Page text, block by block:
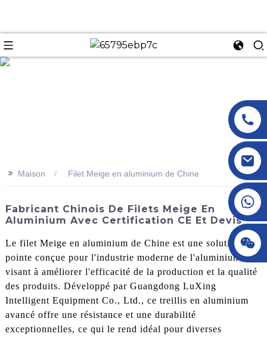
+86 18145770882
>> Maison Filet Meige en aluminium de Chine
Fabricant Chinois De Filets Meige En
Aluminium Avec Certification CE Et Devis
Le filet Meige en aluminium de Chine est une solution de
pointe conçue pour l'industrie moderne de l'aluminium,
visant à améliorer l'efficacité de la production et la qualité
des produits. Développé par Guangdong LuXing
Intelligent Equipment Co., Ltd., ce treillis en aluminium
avancé offre une résistance et une durabilité
exceptionnelles, ce qui le rend idéal pour diverses